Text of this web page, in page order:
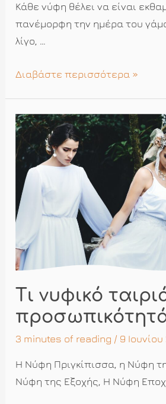
Κάθε νύφη θέλει να είναι
πανέμορφη την ημέρα του
λίγο, …
Tips
Διαβάστε περισσότερα »
Τι νυφικό
3 minutes of reading / 9 Ιουνίου
Η Νύφη Πριγκίπισσα, η Νύφη
Νύφη της Εξοχής, Η Νύφη